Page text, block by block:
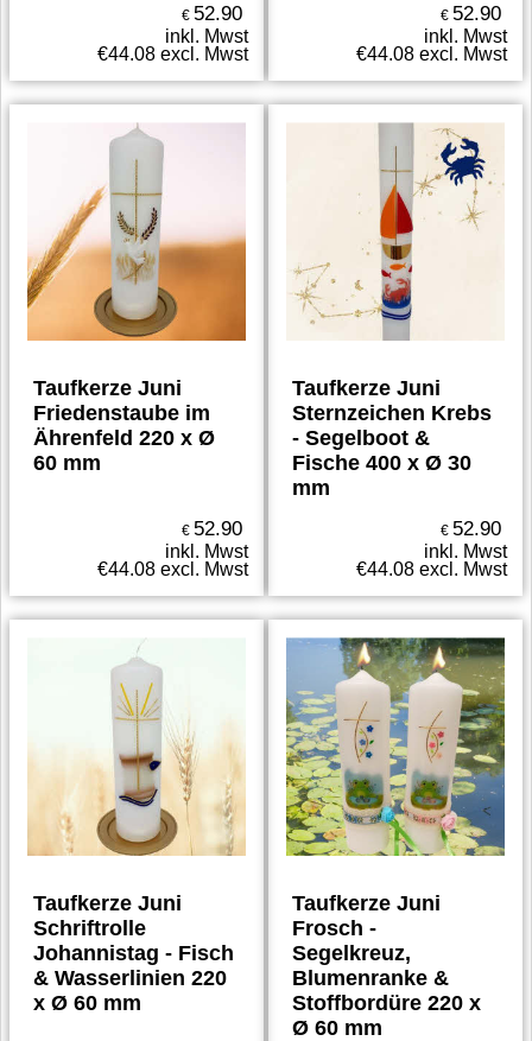
€ 52.90
inkl. Mwst
€44.08 excl. Mwst
€ 52.90
inkl. Mwst
€44.08 excl. Mwst
Taufkerze Juni
Friedenstaube im
Ährenfeld 220 x Ø
60 mm
€ 52.90
inkl. Mwst
€44.08 excl. Mwst
Taufkerze Juni
Sternzeichen Krebs
- Segelboot &
Fische 400 x Ø 30
mm
€ 52.90
inkl. Mwst
€44.08 excl. Mwst
Taufkerze Juni
Schriftrolle
Johannistag - Fisch
& Wasserlinien 220
x Ø 60 mm
Taufkerze Juni
Frosch -
Segelkreuz,
Blumenranke &
Stoffbordüre 220 x
Ø 60 mm